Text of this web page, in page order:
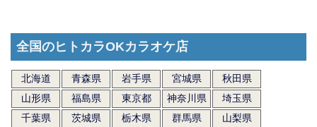
全国のヒトカラOKカラオケ店
北海道 青森県 岩手県 宮城県
秋田県
山形県
福島県 東京都 神奈川県
埼玉県
千葉県
茨城県 栃木県 群馬県
山梨県